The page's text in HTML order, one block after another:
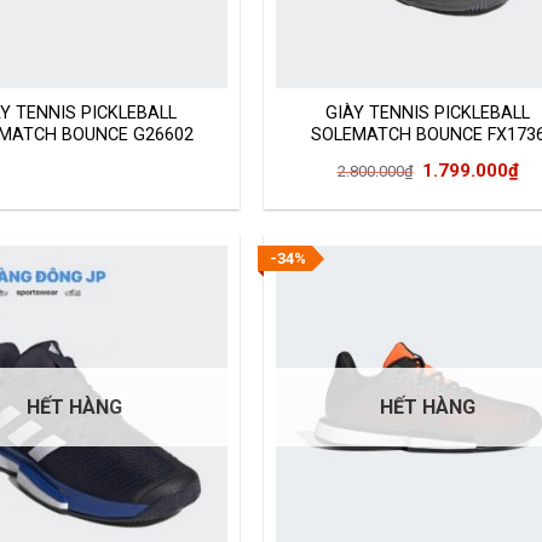
TENNIS PICKLEBALL
BOUNCE G26602
GIÀY TENNIS PICKLEBALL
SOLEMATCH BOUNCE
2.800.000₫ Giá
1.799.000₫Giá
HẾT HÀNG
-34%
HẾT HÀNG